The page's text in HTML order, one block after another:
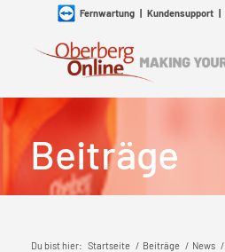
Fernwartung| Kundensupport|
Beiträge
Du bist hier: Startseite / Beiträge / News /